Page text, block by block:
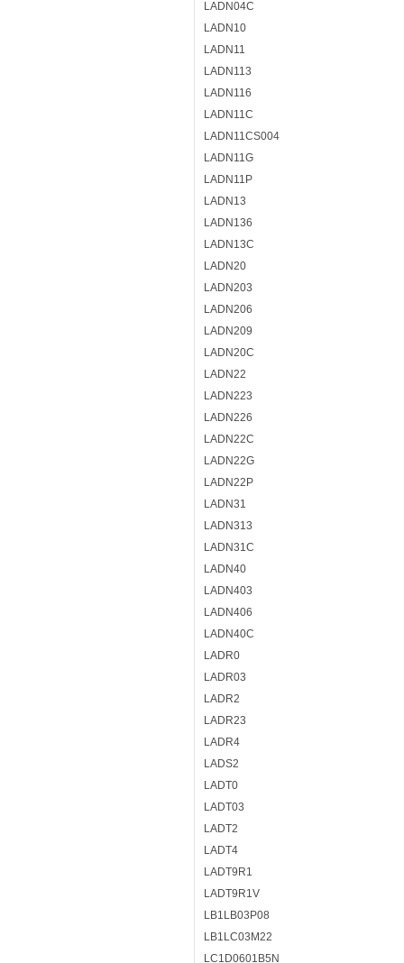
LADN04C
LADN10
LADN11
LADN113
LADN116
LADN11C
LADN11CS004
LADN11G
LADN11P
LADN13
LADN136
LADN13C
LADN20
LADN203
LADN206
LADN209
LADN20C
LADN22
LADN223
LADN226
LADN22C
LADN22G
LADN22P
LADN31
LADN313
LADN31C
LADN40
LADN403
LADN406
LADN40C
LADR0
LADR03
LADR2
LADR23
LADR4
LADS2
LADT0
LADT03
LADT2
LADT4
LADT9R1
LADT9R1V
LB1LB03P08
LB1LC03M22
LC1D0601B5N